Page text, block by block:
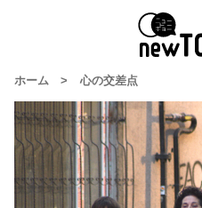
ホーム > 心の交差点